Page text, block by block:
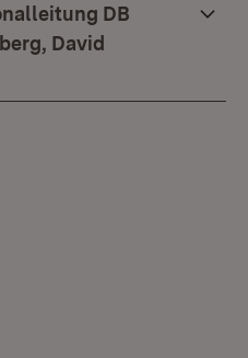
DB
David